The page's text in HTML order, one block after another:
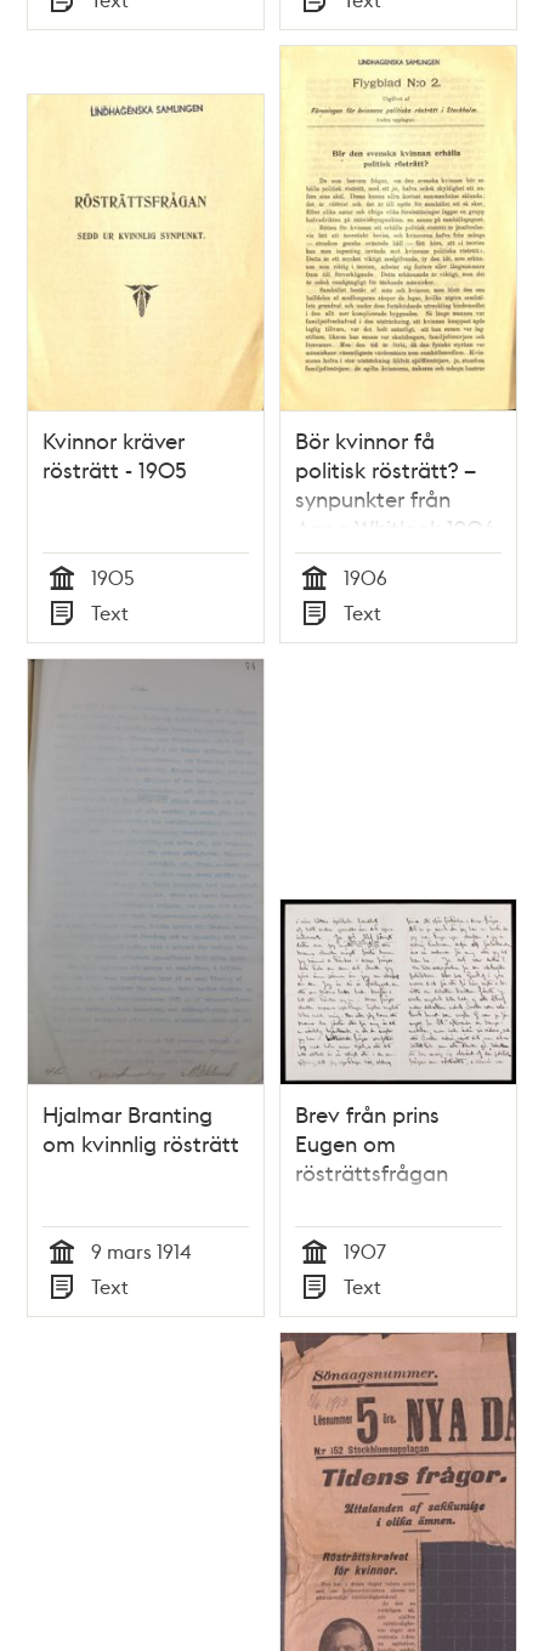
Typ
Typ
Kvinnor kräver
rösträtt - 1905
Tid
1905
Typ
Text
Bör kvinnor få
politisk rösträtt? –
synpunkter från
Anna Whitlock 1906
Tid
1906
Typ
Text
Hjalmar Branting
om kvinnlig rösträtt
Tid
9 mars 1914
Typ
Text
Brev från prins
Eugen om
rösträttsfrågan
Tid
1907
Typ
Text